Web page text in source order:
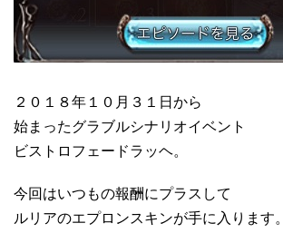
２０１８年１０月３１日から
始まったグラブルシナリオイベント
ビストロフェードラッヘ。
今回はいつもの報酬にプラスして
ルリアのエプロンスキンが手に入ります。